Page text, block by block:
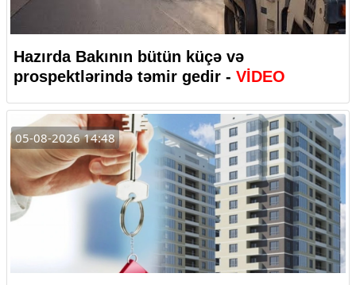
Hazırda Bakının bütün küçə və
prospektlərində təmir gedir - VİDEO
05-08-2026 14:48